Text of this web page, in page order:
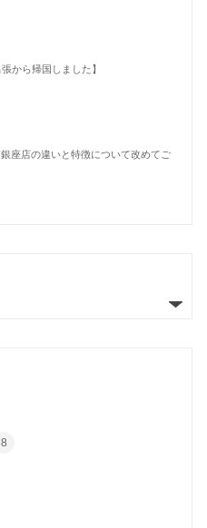
張から帰国しました】
銀座店の違いと特徴について改めてご
8